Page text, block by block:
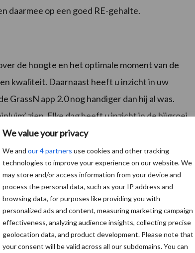
We value your privacy
We and our 4 partners use cookies and other tracking
technologies to improve your experience on our website. We
may store and/or access information from your device and
process the personal data, such as your IP address and
browsing data, for purposes like providing you with
personalized ads and content, measuring marketing campaign
effectiveness, analyzing audience insights, collecting precise
geolocation data, and product development. Please note that
your consent will be valid across all our subdomains. You can
daarmee op een goed RE-gehalte.
de hoogte en het optimale moment van de
kwaliteit. Daarnaast heeft u inzicht in uw
app 2.0 nog handiger dan hij al was.
zien. Elke dag heeft u inzicht in de bijgroei